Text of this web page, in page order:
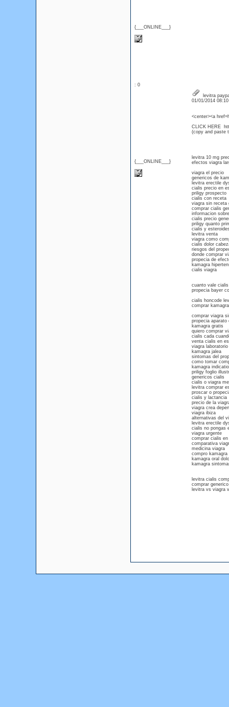
{___ONLINE___}
: 0
{___ONLINE___}
levitra
01/01/2014
<center><a
CLICK HERE
(copy and paste
levitra 10 mg
efectos viagra
viagra el precio
genericos de
levitra erectile
cialis precio en
priligy prospecto
cialis con receta
viagra sin receta
comprar cialis
informacion
cialis precio
priligy quanto
cialis y
levitra venta
viagra como
cialis dolor
riesgos del
donde comprar
propecia de
kamagra
cialis viagra
cuanto vale
propecia bayer
cialis honcode
comprar
comprar viagra
propecia aparato
kamagra gratis
quiero comprar
cialis cada
venta cialis en
viagra laboratorio
kamagra jalea
sintomas del
como tomar
kamagra
priligy foglio
genericos cialis
cialis o viagra
levitra comprar
proscar o
cialis y lactancia
precio de la
viagra crea
viagra ibiza
alternativas del
levitra erectile
cialis no pongas
viagra urgente
comprar cialis
comparativa
medicina viagra
compro kamagra
kamagra oral
kamagra
levitra cialis
comprar
levitra vs viagra